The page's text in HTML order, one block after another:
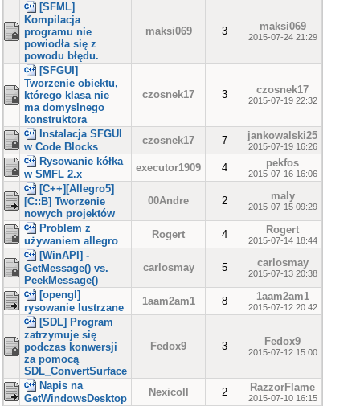
[SFML]
Kompilacja
programu nie
powiodła się z
powodu błędu.
maksi069 3 maksi069
2015-07-24 21:29
[SFGUI]
Tworzenie obiektu,
którego klasa nie
ma domyslnego
konstruktora
czosnek17 3 czosnek17
2015-07-19 22:32
Instalacja SFGUI
w Code Blocks
czosnek17 7 jankowalski25
2015-07-19 16:26
Rysowanie kółka
w SMFL 2.x
executor1909 4 pekfos
2015-07-16 16:06
[C++][Allegro5]
[C::B] Tworzenie
nowych projektów
00Andre 2 maly
2015-07-15 09:29
Problem z
używaniem allegro
Rogert 4 Rogert
2015-07-14 18:44
[WinAPI] -
GetMessage() vs.
PeekMessage()
carlosmay 5 carlosmay
2015-07-13 20:38
[opengl]
rysowanie lustrzane
1aam2am1 8 1aam2am1
2015-07-12 20:42
[SDL] Program
zatrzymuje się
podczas konwersji
za pomocą
SDL_ConvertSurface
Fedox9 3 Fedox9
2015-07-12 15:00
Napis na
GetWindowsDesktop
Nexicoll 2 RazzorFlame
2015-07-10 16:15